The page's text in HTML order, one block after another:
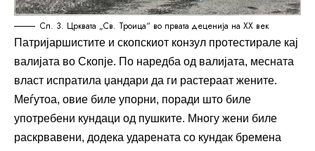
Сл. 3. Црквата „Св. Троица“ во првата деценија на XX век
Патријаршистите и скопскиот конзул протестирале кај
валијата во Скопје. По наредба од валијата, месната
власт испратила џандари да ги растераат жените.
Меѓутоа, овие биле упорни, поради што биле
употребени кундаци од пушките. Многу жени биле
раскрвавени, додека ударената со кундак бремена